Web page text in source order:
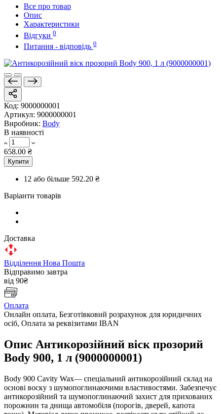
Все про товар
Опис
Характеристики
Відгуки 0
Питання - відповідь 0
Код: 9000000001
Артикул: 9000000001
Виробник: Body
В наявності
658.00 ₴
Купити
12 або більше 592.20 ₴
Варіанти товарів
Доставка
Відділення Нова Пошта
Відправимо завтра
від 90₴
Оплата
Онлайн оплата, Безготівковий розрахунок для юридичних
осіб, Оплата за реквізитами IBAN
Опис Антикорозійний віск прозорий
Body 900, 1 л (9000000001)
Body 900 Cavity Wax— спеціальний антикорозійний склад на
основі воску з шумопоглинаючими властивостями. Забезпечує
антикорозійний та шумопоглинаючий захист для прихованих
порожнин та днища автомобіля (порогів, дверей, капота